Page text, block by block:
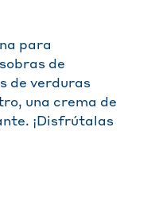
para
de
de verduras
una crema de
¡Disfrútalas